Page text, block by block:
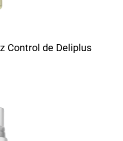
Control de Deliplus